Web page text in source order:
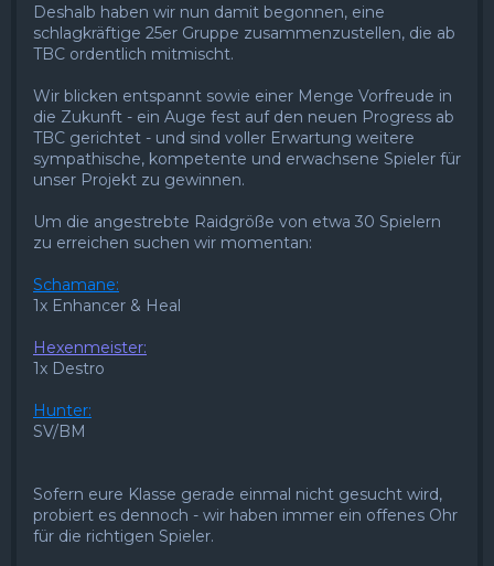
Deshalb haben wir nun damit begonnen, eine
schlagkräftige 25er Gruppe zusammenzustellen, die ab
TBC ordentlich mitmischt.
Wir blicken entspannt sowie einer Menge Vorfreude in
die Zukunft - ein Auge fest auf den neuen Progress ab
TBC gerichtet - und sind voller Erwartung weitere
sympathische, kompetente und erwachsene Spieler für
unser Projekt zu gewinnen.
Um die angestrebte Raidgröße von etwa 30 Spielern
zu erreichen suchen wir momentan:
Schamane:
1x Enhancer & Heal
Hexenmeister:
1x Destro
Hunter:
SV/BM
Sofern eure Klasse gerade einmal nicht gesucht wird,
probiert es dennoch - wir haben immer ein offenes Ohr
für die richtigen Spieler.